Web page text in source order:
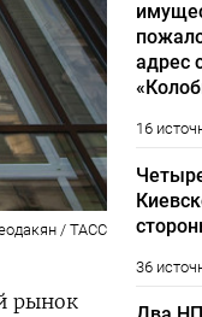
/ ТАСС
рынок